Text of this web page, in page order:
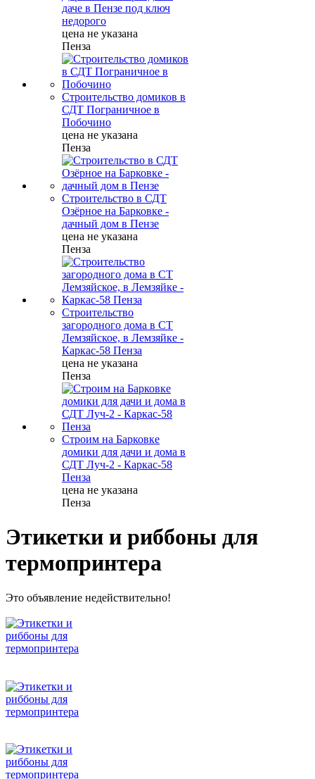
даче в Пензе под ключ
недорого
цена не указана
Пенза
Строительство домиков в
СДТ Пограничное в
Побочино
цена не указана
Пенза
Строительство в СДТ
Озёрное на Барковке -
дачный дом в Пензе
цена не указана
Пенза
Строительство
загородного дома в СТ
Лемзяйское, в Лемзяйке -
Каркас-58 Пенза
цена не указана
Пенза
Строим на Барковке
домики для дачи и дома в
СДТ Луч-2 - Каркас-58
Пенза
цена не указана
Пенза
Этикетки и риббоны для
термопринтера
Это объявление недействительно!